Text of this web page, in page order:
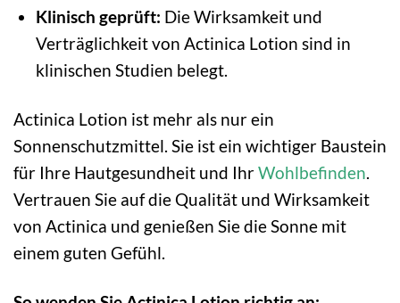
Klinisch geprüft: Die Wirksamkeit und
Verträglichkeit von Actinica Lotion sind in
klinischen Studien belegt.
Actinica Lotion ist mehr als nur ein
Sonnenschutzmittel. Sie ist ein wichtiger Baustein
für Ihre Hautgesundheit und IhrWohlbefinden.
Vertrauen Sie auf die Qualität und Wirksamkeit
von Actinica und genießen Sie die Sonne mit
einem guten Gefühl.